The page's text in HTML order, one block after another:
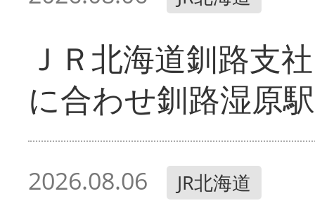
ＪＲ北海道釧路支
に合わせ釧路湿原
2026.08.06 JR北海道